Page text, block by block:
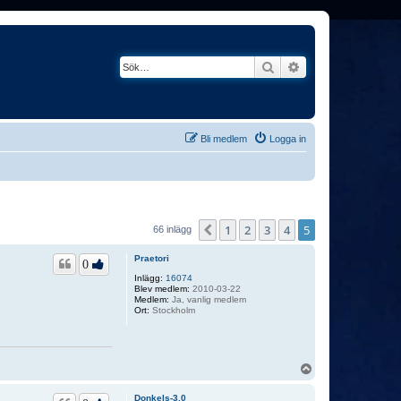
Sök
Logga in
Bli medlem
66 inlägg Föregående
1 2 3 4 5
Praetori
Inlägg: 16074
Blev medlem: 2010-03-22
Medlem: Ja, vanlig medlem
Ort: Stockholm
0
Donkels-3.0